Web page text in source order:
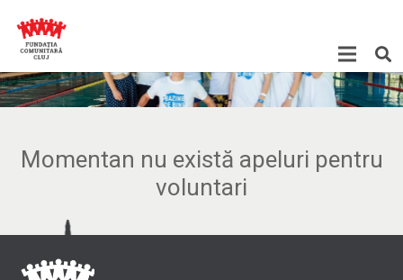
Momentan nu există apeluri pentru
voluntari